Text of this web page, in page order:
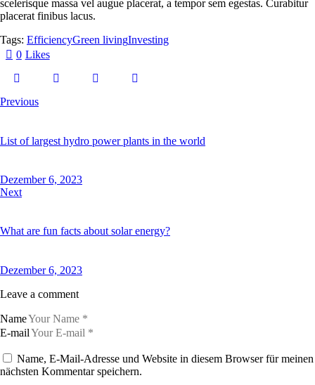
scelerisque massa vel augue placerat, a tempor sem egestas. Curabitur
placerat finibus lacus.
Tags: EfficiencyGreen livingInvesting
0 Likes
Previous
List of largest hydro power plants in the world
Dezember 6, 2023
Next
What are fun facts about solar energy?
Dezember 6, 2023
Leave a comment
Name
E-mail
Name, E-Mail-Adresse und Website in diesem Browser für meinen
nächsten Kommentar speichern.